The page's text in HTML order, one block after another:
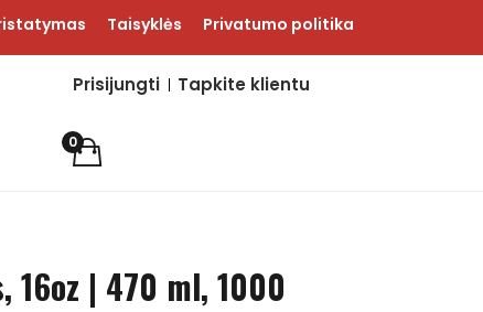
Taisyklės Privatumo politika
Prisijungti Tapkite klientu
0
16oz | 470 ml, 1000